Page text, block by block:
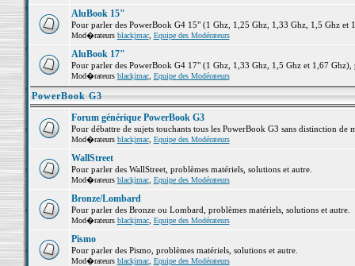
AluBook 15"
Pour parler des PowerBook G4 15" (1 Ghz, 1,25 Ghz, 1,33 Ghz, 1,5 Ghz et
Mod�rateurs blackjmac, Equipe des Modérateurs
AluBook 17"
Pour parler des PowerBook G4 17" (1 Ghz, 1,33 Ghz, 1,5 Ghz et 1,67 Ghz),
Mod�rateurs blackjmac, Equipe des Modérateurs
PowerBook G3
Forum générique PowerBook G3
Pour débattre de sujets touchants tous les PowerBook G3 sans distinction de
Mod�rateurs blackjmac, Equipe des Modérateurs
WallStreet
Pour parler des WallStreet, problèmes matériels, solutions et autre.
Mod�rateurs blackjmac, Equipe des Modérateurs
Bronze/Lombard
Pour parler des Bronze ou Lombard, problèmes matériels, solutions et autre.
Mod�rateurs blackjmac, Equipe des Modérateurs
Pismo
Pour parler des Pismo, problèmes matériels, solutions et autre.
Mod�rateurs blackjmac, Equipe des Modérateurs